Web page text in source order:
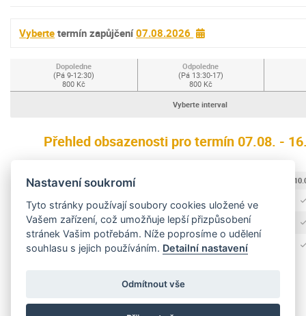
Vyberte termín zapůjčení07.08.2026
Dopoledne
(Pá 9-12:30)
800 Kč
Odpoledne
(Pá 13:30-17)
800 Kč
Vyberte interval
Přehled obsazenosti pro termín 07.08. -
07.08.
Dopoledne
Odpoledne
Celodenní
Nastavení soukromí
Tyto stránky používají soubory cookies uložené ve
Vašem zařízení, což umožňuje lepší přizpůsobení
stránek Vašim potřebám. Níže poprosíme o udělení
souhlasu s jejich používáním. Detailní nastavení
Odmítnout vše